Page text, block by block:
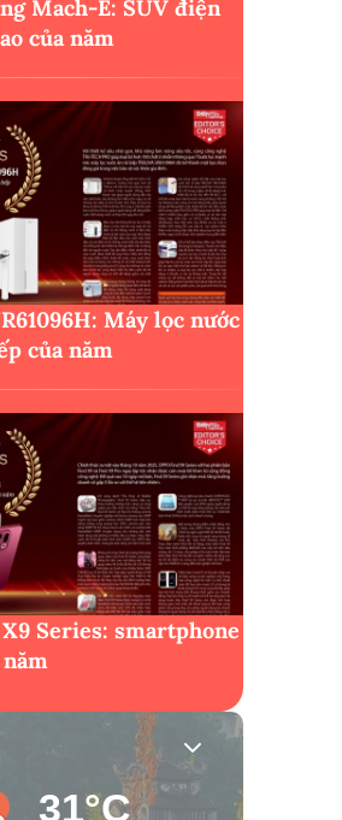
Mach-E: SUV điện
của năm
Máy lọc nước
của năm
Series: smartphone
năm
31°C